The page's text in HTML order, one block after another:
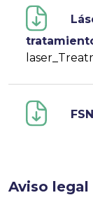
Aviso legal